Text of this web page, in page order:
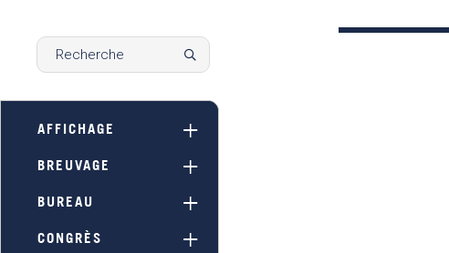
AFFICHAGE
BREUVAGE
BUREAU
CONGRÈS